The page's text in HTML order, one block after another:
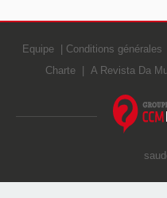
Equipe Conditions générales
Charte
A Revista Da